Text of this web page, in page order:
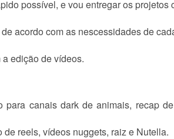
possível, e vou entregar os projetos
acordo com as nescessidades de
edição de vídeos.
canais dark de animais, recap
reels, vídeos nuggets, raiz e Nutella.